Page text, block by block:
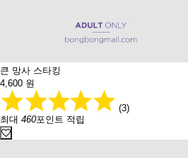
큰 망사 스타킹
4,600 원
(3)
최대 460포인트 적립